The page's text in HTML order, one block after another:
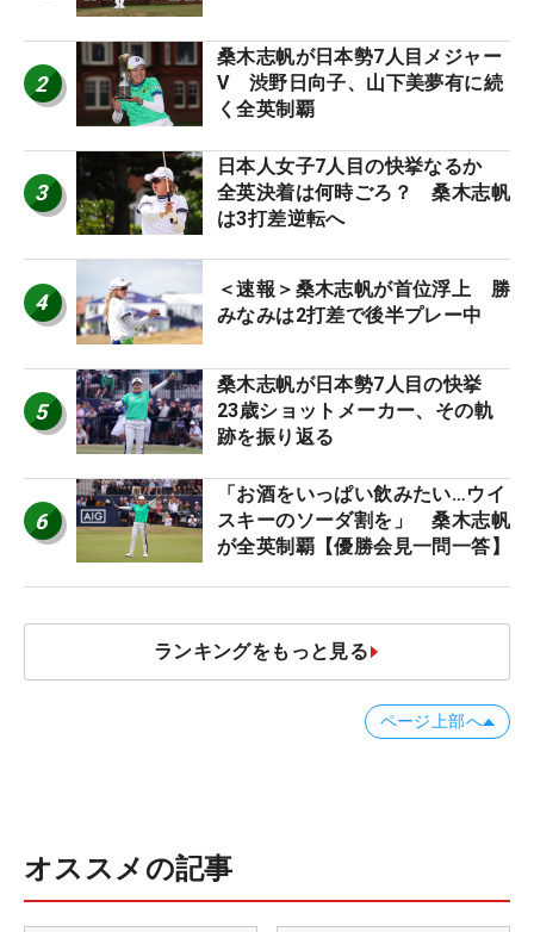
2
桑木志帆が日本勢7人目メジャー
V 渋野日向子、山下美夢有に続
く全英制覇
3
日本人女子7人目の快挙なるか
全英決着は何時ごろ？ 桑木志帆
は3打差逆転へ
4
＜速報＞桑木志帆が首位浮上 勝
みなみは2打差で後半プレー中
5
桑木志帆が日本勢7人目の快挙
23歳ショットメーカー、その軌
跡を振り返る
6
「お酒をいっぱい飲みたい…ウイ
スキーのソーダ割を」 桑木志帆
が全英制覇【優勝会見一問一答】
ランキングをもっと見る
ページ上部へ
オススメの記事